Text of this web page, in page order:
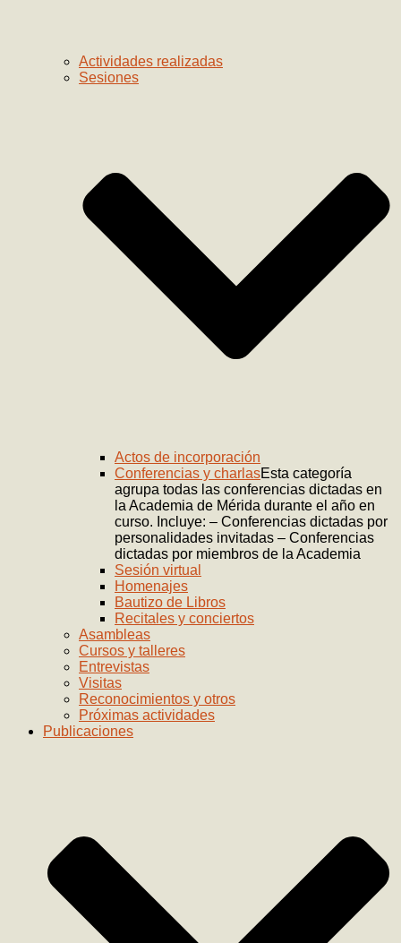
Actividades realizadas
Sesiones
Actos de incorporación
Conferencias y charlasEsta categoría
agrupa todas las conferencias dictadas en
la Academia de Mérida durante el año en
curso. Incluye: – Conferencias dictadas por
personalidades invitadas – Conferencias
dictadas por miembros de la Academia
Sesión virtual
Homenajes
Bautizo de Libros
Recitales y conciertos
Asambleas
Cursos y talleres
Entrevistas
Visitas
Reconocimientos y otros
Próximas actividades
Publicaciones